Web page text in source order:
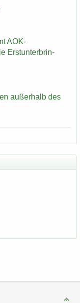
AOK-​
Erst­un­ter­brin­
au­ßer­halb des